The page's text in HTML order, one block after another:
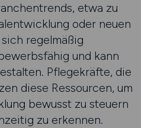
etwa zu
oder neuen
regelmäßig
und kann
Pflegekräfte, die
diese Ressourcen, um
bewusst zu steuern
zu erkennen.